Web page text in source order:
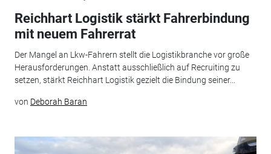
Reichhart Logistik stärkt Fahrerbindung
mit neuem Fahrerrat
Der Mangel an Lkw-Fahrern stellt die Logistikbranche vor große
Herausforderungen. Anstatt ausschließlich auf Recruiting zu
setzen, stärkt Reichhart Logistik gezielt die Bindung seiner...
von Deborah Baran